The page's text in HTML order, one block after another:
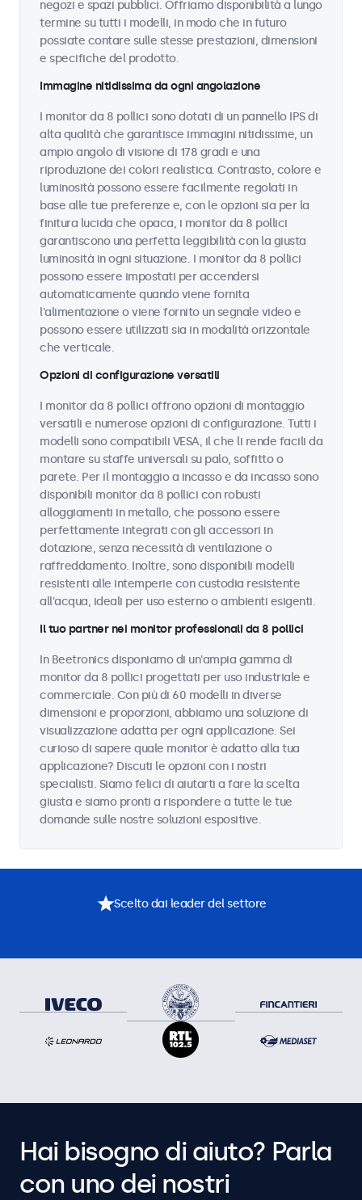
negozi e spazi pubblici. Offriamo disponibilità a lungo
termine su tutti i modelli, in modo che in futuro
possiate contare sulle stesse prestazioni, dimensioni
e specifiche del prodotto.
Immagine nitidissima da ogni angolazione
I monitor da 8 pollici sono dotati di un pannello IPS di
alta qualità che garantisce immagini nitidissime, un
ampio angolo di visione di 178 gradi e una
riproduzione dei colori realistica. Contrasto, colore e
luminosità possono essere facilmente regolati in
base alle tue preferenze e, con le opzioni sia per la
finitura lucida che opaca, i monitor da 8 pollici
garantiscono una perfetta leggibilità con la giusta
luminosità in ogni situazione. I monitor da 8 pollici
possono essere impostati per accendersi
automaticamente quando viene fornita
l'alimentazione o viene fornito un segnale video e
possono essere utilizzati sia in modalità orizzontale
che verticale.
Opzioni di configurazione versatili
I monitor da 8 pollici offrono opzioni di montaggio
versatili e numerose opzioni di configurazione. Tutti i
modelli sono compatibili VESA, il che li rende facili da
montare su staffe universali su palo, soffitto o
parete. Per il montaggio a incasso e da incasso sono
disponibili monitor da 8 pollici con robusti
alloggiamenti in metallo, che possono essere
perfettamente integrati con gli accessori in
dotazione, senza necessità di ventilazione o
raffreddamento. Inoltre, sono disponibili modelli
resistenti alle intemperie con custodia resistente
all'acqua, ideali per uso esterno o ambienti esigenti.
Il tuo partner nei monitor professionali da 8 pollici
In Beetronics disponiamo di un'ampia gamma di
monitor da 8 pollici progettati per uso industriale e
commerciale. Con più di 60 modelli in diverse
dimensioni e proporzioni, abbiamo una soluzione di
visualizzazione adatta per ogni applicazione. Sei
curioso di sapere quale monitor è adatto alla tua
applicazione? Discuti le opzioni con i nostri
specialisti. Siamo felici di aiutarti a fare la scelta
giusta e siamo pronti a rispondere a tutte le tue
domande sulle nostre soluzioni espositive.
Scelto dai leader del settore
Hai bisogno di aiuto? Parla
con uno dei nostri